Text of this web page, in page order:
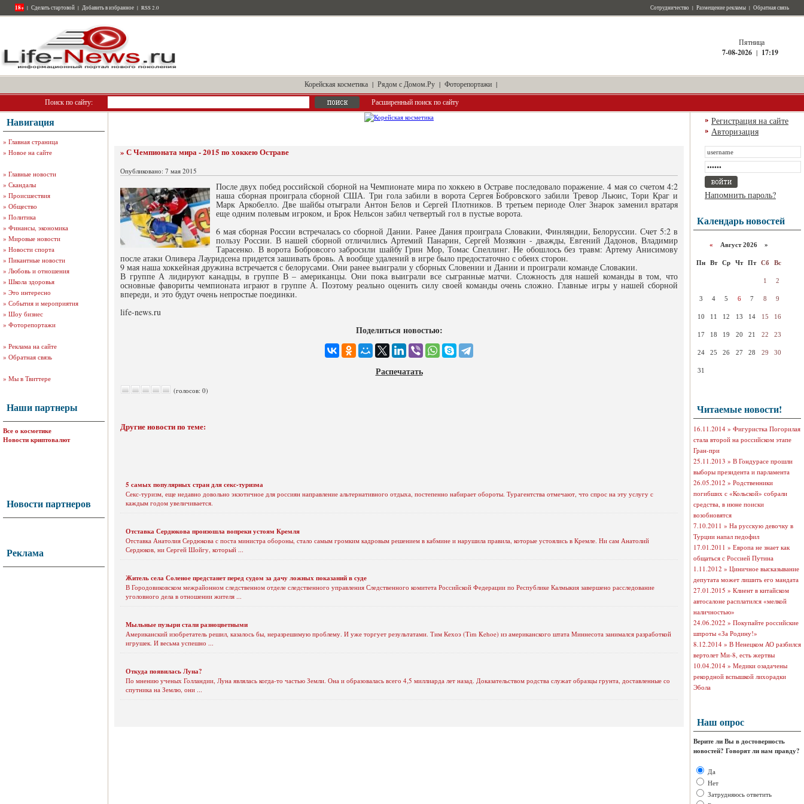
18+ | Сделать стартовой | Добавить в избранное | RSS 2.0 Сотрудничество | Размещение рекламы | Обратная связь
Пятница
7-08-2026 | 17:19
Корейская косметика | Рядом с Домом.Ру | Фоторепортажи |
Поиск по сайту:
Расширенный поиск по сайту
Навигация
» Главная страница
» Новое на сайте
» Главные новости
» Скандалы
» Происшествия
» Общество
» Политика
» Финансы, экономика
» Мировые новости
» Новости спорта
» Пикантные новости
» Любовь и отношения
» Школа здоровья
» Это интересно
» События и мероприятия
» Шоу бизнес
» Фоторепортажи
» Реклама на сайте
» Обратная связь
» Мы в Твиттере
Наши партнеры
Все о косметике
Новости криптовалют
Новости партнеров
Реклама
» С Чемпионата мира - 2015 по хоккею Остраве
Опубликовано: 7 мая 2015
После двух побед российской сборной на Чемпионате мира по хоккею в Остраве последовало поражение. 4 мая со счетом 4:2
наша сборная проиграла сборной США. Три гола забили в ворота Сергея Бобровского забили Тревор Льюис, Тори Краг и
Марк Аркобелло. Две шайбы отыграли Антон Белов и Сергей Плотников. В третьем периоде Олег Знарок заменил вратаря
еще одним полевым игроком, и Брок Нельсон забил четвертый гол в пустые ворота.
6 мая сборная России встречалась со сборной Дании. Ранее Дания проиграла Словакии, Финляндии, Белоруссии. Счет 5:2 в
пользу России. В нашей сборной отличились Артемий Панарин, Сергей Мозякин - дважды, Евгений Дадонов, Владимир
Тарасенко. В ворота Бобровсого забросили шайбу Грин Мор, Томас Спеллинг. Не обошлось без травм: Артему Анисимову
после атаки Оливера Лауридсена придется зашивать бровь. А вообще удалений в игре было предостаточно с обеих сторон.
9 мая наша хоккейная дружина встречается с белорусами. Они ранее выиграли у сборных Словении и Дании и проиграли команде Словакии.
В группе А лидируют канадцы, в группе В – американцы. Они пока выиграли все сыгранные матчи. Сложность для нашей команды в том, что
основные фавориты чемпионата играют в группе А. Поэтому реально оценить силу своей команды очень сложно. Главные игры у нашей сборной
впереди, и это будут очень непростые поединки.
life-news.ru
Поделиться новостью:
Распечатать
(голосов: 0)
Другие новости по теме:
5 самых популярных стран для секс-туризма
Секс-туризм, еще недавно довольно экзотичное для россиян направление альтернативного отдыха, постепенно набирает обороты. Турагентства отмечают, что спрос на эту услугу с
каждым годом увеличивается.
Отставка Сердюкова произошла вопреки устоям Кремля
Отставка Анатолия Сердюкова с поста министра обороны, стало самым громким кадровым решением в кабмине и нарушила правила, которые устоялись в Кремле. Ни сам Анатолий
Сердюков, ни Сергей Шойгу, который ...
Житель села Соленое предстанет перед судом за дачу ложных показаний в суде
В Городовиковском межрайонном следственном отделе следственного управления Следственного комитета Российской Федерации по Республике Калмыкия завершено расследование
уголовного дела в отношении жителя ...
Мыльные пузыри стали разноцветными
Американский изобретатель решил, казалось бы, неразрешимую проблему. И уже торгует результатами. Тим Кехоэ (Tim Kehoe) из американского штата Миннесота занимался разработкой
игрушек. И весьма успешно ...
Откуда появилась Луна?
По мнению ученых Голландии, Луна являлась когда-то частью Земли. Она и образовалась всего 4,5 миллиарда лет назад. Доказательством родства служат образцы грунта, доставленные со
спутника на Землю, они ...
Регистрация на сайте
Авторизация
Напомнить пароль?
Календарь новостей
« Август 2026 »
Пн Вт Ср Чт Пт Сб Вс
1 2
3 4 5 6 7 8 9
10 11 12 13 14 15 16
17 18 19 20 21 22 23
24 25 26 27 28 29 30
31
Читаемые новости!
16.11.2014 » Фигуристка Погорилая
стала второй на российском этапе
Гран-при
25.11.2013 » В Гондурасе прошли
выборы президента и парламента
26.05.2012 » Родственники
погибших с «Кольской» собрали
средства, в июне поиски
возобновятся
7.10.2011 » На русскую девочку в
Турции напал педофил
17.01.2011 » Европа не знает как
общаться с Россией Путина
1.11.2012 » Циничное высказывание
депутата может лишить его мандата
27.01.2015 » Клиент в китайском
автосалоне расплатился «мелкой
наличностью»
24.06.2022 » Покупайте российские
шпроты «За Родину!»
8.12.2014 » В Ненецком АО разбился
вертолет Ми-8, есть жертвы
10.04.2014 » Медики озадачены
рекордной вспышкой лихорадки
Эбола
Наш опрос
Верите ли Вы в достоверность
новостей? Говорят ли нам правду?
Да
Нет
Затрудняюсь ответить